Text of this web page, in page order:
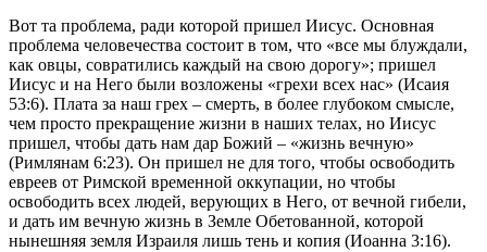
Вот та проблема, ради которой пришел Иисус. Основная
проблема человечества состоит в том, что «все мы блуждали,
как овцы, совратились каждый на свою дорогу»; пришел
Иисус и на Него были возложены «грехи всех нас» (Исаия
53:6). Плата за наш грех – смерть, в более глубоком смысле,
чем просто прекращение жизни в наших телах, но Иисус
пришел, чтобы дать нам дар Божий – «жизнь вечную»
(Римлянам 6:23). Он пришел не для того, чтобы освободить
евреев от Римской временной оккупации, но чтобы
освободить всех людей, верующих в Него, от вечной гибели,
и дать им вечную жизнь в Земле Обетованной, которой
нынешняя земля Израиля лишь тень и копия (Иоанна 3:16).